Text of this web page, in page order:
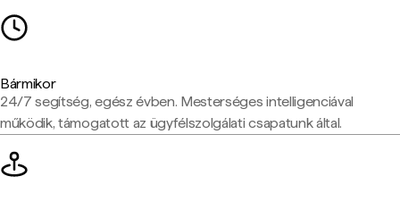
Bármikor
24/7 segítség, egész évben. Mesterséges intelligenciával
működik, támogatott az ügyfélszolgálati csapatunk által.